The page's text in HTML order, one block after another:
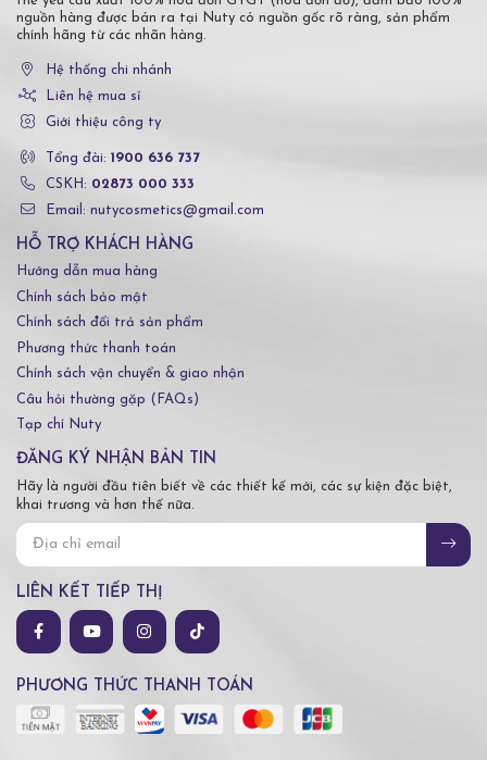
nguồn hàng được bán ra tại Nuty có nguồn gốc rõ ràng, sản phẩm
chính hãng từ các nhãn hàng.
Hệ thống chi nhánh
Liên hệ mua sỉ
Giới thiệu công ty
Tổng đài: 1900 636 737
CSKH: 02873 000 333
Email: nutycosmetics@gmail.com
HỖ TRỢ KHÁCH HÀNG
Hướng dẫn mua hàng
Chính sách bảo mật
Chính sách đổi trả sản phẩm
Phương thức thanh toán
Chính sách vận chuyển & giao nhận
Câu hỏi thường gặp (FAQs)
Tạp chí Nuty
ĐĂNG KÝ NHẬN BẢN TIN
Hãy là người đầu tiên biết về các thiết kế mới, các sự kiện đặc biệt,
khai trương và hơn thế nữa.
LIÊN KẾT TIẾP THỊ
PHƯƠNG THỨC THANH TOÁN